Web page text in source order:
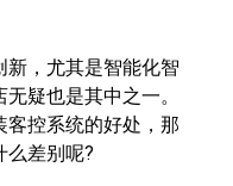
，尤其是智能化智
疑也是其中之一。
客控系统的好处，那
么差别呢?